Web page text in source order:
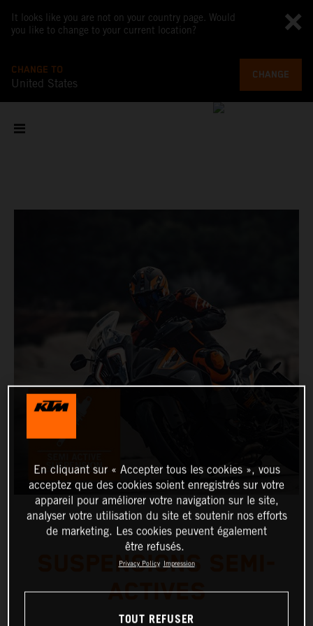
It looks like you are not on your country page. Would
you like to change to your current location?
CHANGE TO
United States
CHANGE
SUSPENSIONS SEMI-
ACTIVES
En cliquant sur « Accepter tous les cookies », vous
acceptez que des cookies soient enregistrés sur votre
appareil pour améliorer votre navigation sur le site,
analyser votre utilisation du site et soutenir nos efforts
de marketing. Les cookies peuvent également
être refusés.
Privacy Policy Impression
TOUT REFUSER